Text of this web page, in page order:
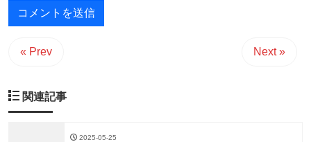
« Prev Next »
関連記事
2025-05-25